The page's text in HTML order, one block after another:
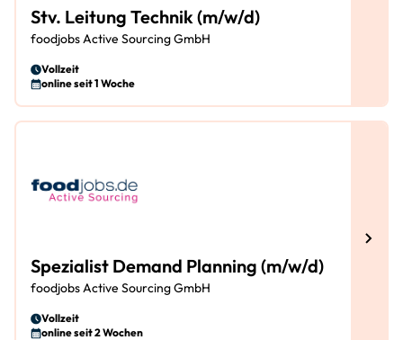
Stv. Leitung Technik (m/w/d)
foodjobs Active Sourcing GmbH
Vollzeit
online seit 1 Woche
Spezialist Demand Planning (m/w/d)
foodjobs Active Sourcing GmbH
Vollzeit
online seit 2 Wochen